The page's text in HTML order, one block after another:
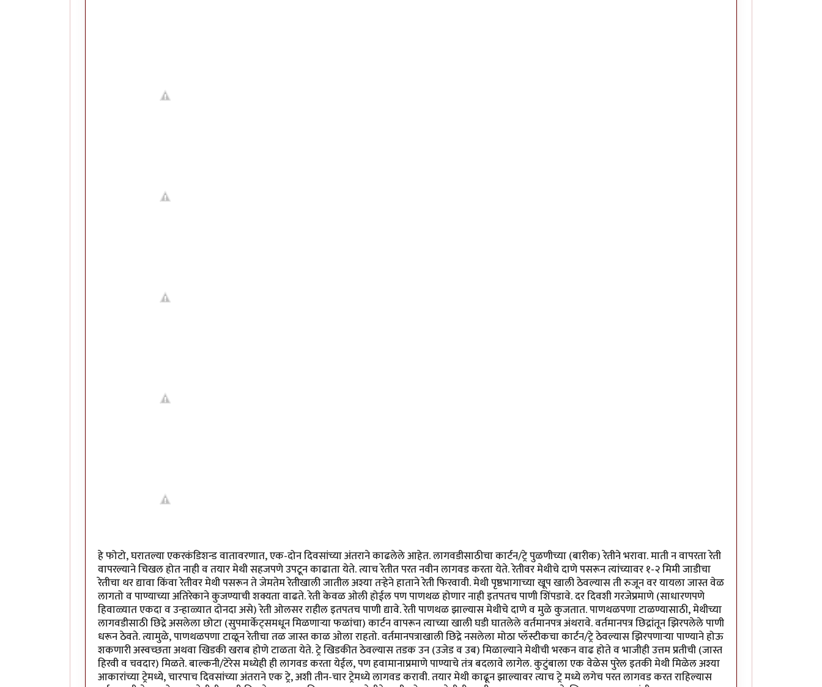
हे फोटो, घरातल्या एकरकंडिशन्ड वातावरणात, एक-दोन दिवसांच्या अंतराने काढलेले आहेत. लागवडीसाठीचा कार्टन/ट्रे पुळणीच्या (बारीक) रेतीने भरावा. माती न वापरता रेती
वापरल्याने चिखल होत नाही व तयार मेथी सहजपणे उपटून काढाता येते. त्याच रेतीत परत नवीन लागवड करता येते. रेतीवर मेथीचे दाणे पसरून त्यांच्यावर १-२ मिमी जाडीचा
रेतीचा थर द्यावा किंवा रेतीवर मेथी पसरून ते जेमतेम रेतीखाली जातील अश्या तर्‍हेने हाताने रेती फिरवावी. मेथी पृष्ठभागाच्या खूप खाली ठेवल्यास ती रुजून वर यायला जास्त वेळ
लागतो व पाण्याच्या अतिरेकाने कुजण्याची शक्यता वाढते. रेती केवळ ओली होईल पण पाणथळ होणार नाही इतपतच पाणी शिंपडावे. दर दिवशी गरजेप्रमाणे (साधारणपणे
हिवाळ्यात एकदा व उन्हाळ्यात दोनदा असे) रेती ओलसर राहील इतपतच पाणी द्यावे. रेती पाणथळ झाल्यास मेथीचे दाणे व मुळे कुजतात. पाणथळपणा टाळण्यासाठी, मेथीच्या
लागवडीसाठी छिद्रे असलेला छोटा (सुपमार्केट्समधून मिळणार्‍या फळांचा) कार्टन वापरून त्याच्या खाली घडी घातलेले वर्तमानपत्र अंथरावे. वर्तमानपत्र छिद्रांतून झिरपलेले पाणी
धरून ठेवते. त्यामुळे, पाणथळपणा टाळून रेतीचा तळ जास्त काळ ओला राहतो. वर्तमानपत्राखाली छिद्रे नसलेला मोठा प्लॅस्टीकचा कार्टन/ट्रे ठेवल्यास झिरपणार्‍या पाण्याने होऊ
शकणारी अस्वच्छता अथवा खिडकी खराब होणे टाळता येते. ट्रे खिडकीत ठेवल्यास तडक उन (उजेड व उब) मिळाल्याने मेथीची भरकन वाढ होते व भाजीही उत्तम प्रतीची (जास्त
हिरवी व चवदार) मिळते. बाल्कनी/टेरेस मध्येही ही लागवड करता येईल, पण हवामानाप्रमाणे पाण्याचे तंत्र बदलावे लागेल. कुटुंबाला एक वेळेस पुरेल इतकी मेथी मिळेल अश्या
आकारांच्या ट्रेमध्ये, चारपाच दिवसांच्या अंतराने एक ट्रे, अशी तीन-चार ट्रेमध्ये लागवड करावी. तयार मेथी काढून झाल्यावर त्याच ट्रे मध्ये लगेच परत लागवड करत राहिल्यास